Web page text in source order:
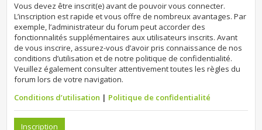
Vous devez être inscrit(e) avant de pouvoir vous connecter.
L’inscription est rapide et vous offre de nombreux avantages. Par
exemple, l’administrateur du forum peut accorder des
fonctionnalités supplémentaires aux utilisateurs inscrits. Avant
de vous inscrire, assurez-vous d’avoir pris connaissance de nos
conditions d’utilisation et de notre politique de confidentialité.
Veuillez également consulter attentivement toutes les règles du
forum lors de votre navigation.
Conditions d’utilisation | Politique de confidentialité
Inscription